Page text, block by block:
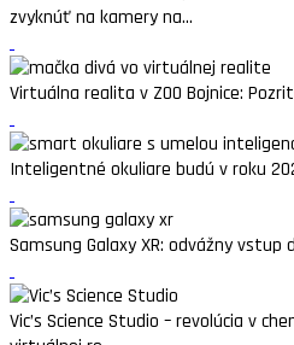
zvyknúť na kamery na...
Virtuálna realita v ZOO Bojnice:
Inteligentné okuliare budú v roku
Samsung Galaxy XR: odvážny vstup
Vic’s Science Studio – revolúcia v